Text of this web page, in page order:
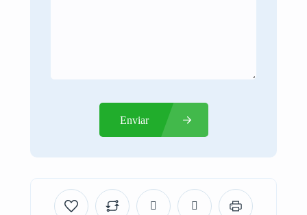
Enviar